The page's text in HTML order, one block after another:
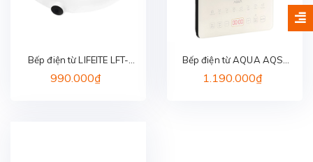
Bếp điện từ LIFEITE LFT-
010 YOUTH EDITION
990.000₫
Bếp điện từ AQUA AQS-
ICT2201R(C)-VN
1.190.000₫